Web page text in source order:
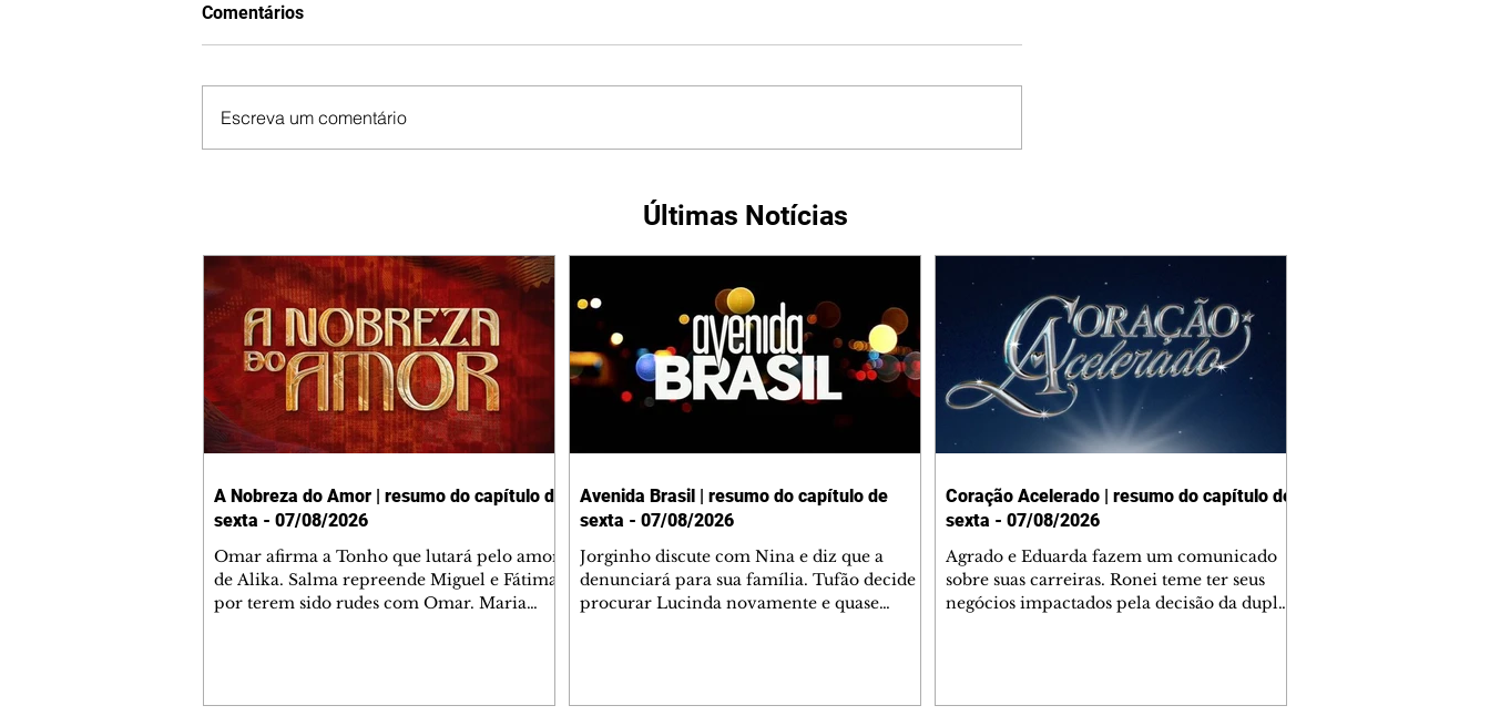
Comentários
Escreva um comentário
Últimas Notícias
A Nobreza do Amor | resumo do capítulo de
sexta - 07/08/2026
Omar afirma a Tonho que lutará pelo amor
de Alika. Salma repreende Miguel e Fátima
por terem sido rudes com Omar. Maria
Avenida Brasil | resumo do capítulo de
sexta - 07/08/2026
Jorginho discute com Nina e diz que a
denunciará para sua família. Tufão decide
procurar Lucinda novamente e quase
Coração Acelerado | resumo do capítulo de
sexta - 07/08/2026
Agrado e Eduarda fazem um comunicado
sobre suas carreiras. Ronei teme ter seus
negócios impactados pela decisão da dupla.